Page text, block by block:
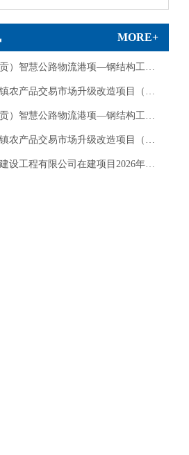
MORE+
）智慧公路物流港项—钢结构工…
农产品交易市场升级改造项目（…
）智慧公路物流港项—钢结构工…
农产品交易市场升级改造项目（…
设工程有限公司在建项目2026年…